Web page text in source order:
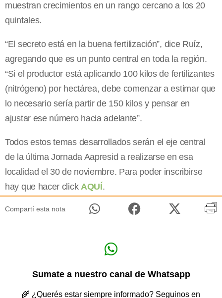
muestran crecimientos en un rango cercano a los 20
quintales.
“El secreto está en la buena fertilización”, dice Ruíz,
agregando que es un punto central en toda la región.
“Si el productor está aplicando 100 kilos de fertilizantes
(nitrógeno) por hectárea, debe comenzar a estimar que
lo necesario sería partir de 150 kilos y pensar en
ajustar ese número hacia adelante”.
Todos estos temas desarrollados serán el eje central
de la última Jornada Aapresid a realizarse en esa
localidad el 30 de noviembre. Para poder inscribirse
hay que hacer click AQUÍ.
Compartí esta nota
Sumate a nuestro canal de Whatsapp
🌾 ¿Querés estar siempre informado? Seguinos en